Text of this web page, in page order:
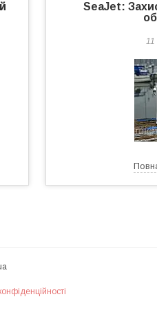
SeaJet:
11